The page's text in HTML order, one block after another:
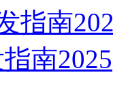
指南
南2025